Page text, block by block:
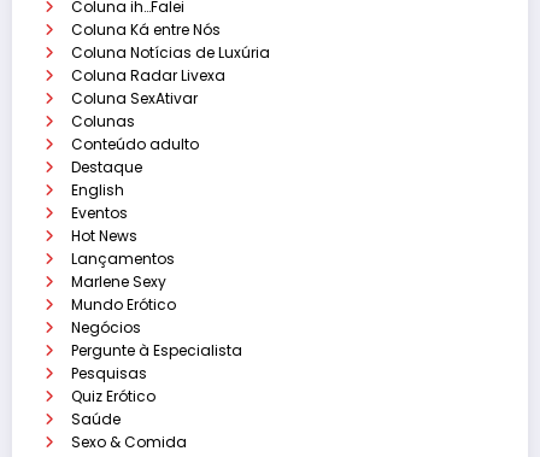
Coluna ih…Falei
Coluna Ká entre Nós
Coluna Notícias de Luxúria
Coluna Radar Livexa
Coluna SexAtivar
Colunas
Conteúdo adulto
Destaque
English
Eventos
Hot News
Lançamentos
Marlene Sexy
Mundo Erótico
Negócios
Pergunte à Especialista
Pesquisas
Quiz Erótico
Saúde
Sexo & Comida